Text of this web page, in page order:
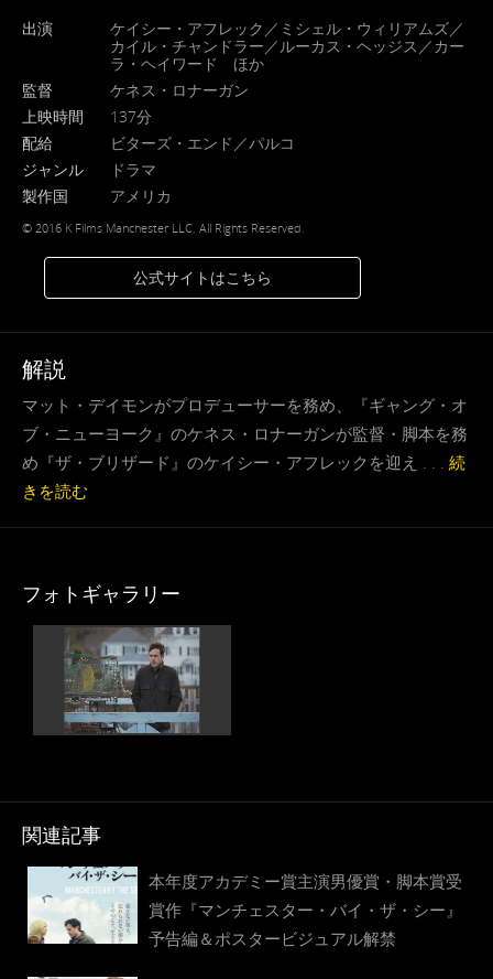
出演
ケイシー・アフレック／ミシェル・ウィリアムズ／
カイル・チャンドラー／ルーカス・ヘッジス／カー
ラ・ヘイワード ほか
監督
ケネス・ロナーガン
上映時間
137分
配給
ビターズ・エンド／パルコ
ジャンル
ドラマ
製作国
アメリカ
© 2016 K Films Manchester LLC. All Rights Reserved.
公式サイトはこちら
解説
マット・デイモンがプロデューサーを務め、『ギャング・オ
ブ・ニューヨーク』のケネス・ロナーガンが監督・脚本を務
め『ザ・ブリザード』のケイシー・アフレックを迎え . . . 続
きを読む
フォトギャラリー
関連記事
本年度アカデミー賞主演男優賞・脚本賞受
賞作『マンチェスター・バイ・ザ・シー』
予告編＆ポスタービジュアル解禁